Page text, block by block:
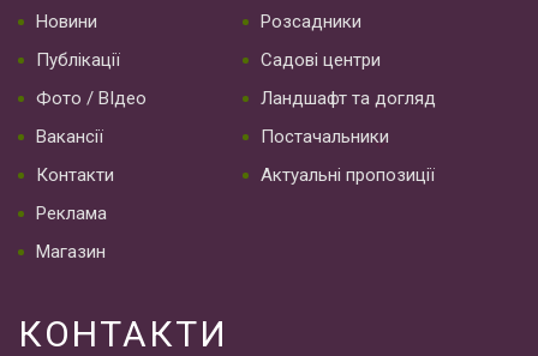
Новини
Публікації
Фото / ВІдео
Вакансії
Контакти
Реклама
Магазин
Розсадники
Садові центри
Ландшафт та догляд
Постачальники
Актуальні пропозиції
КОНТАКТИ